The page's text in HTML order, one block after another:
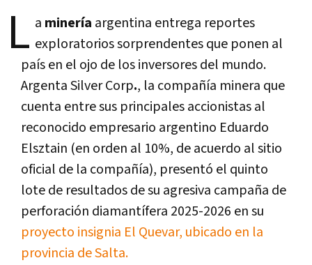
L a minería argentina entrega reportes
exploratorios sorprendentes que ponen al
país en el ojo de los inversores del mundo.
Argenta Silver Corp., la compañía minera que
cuenta entre sus principales accionistas al
reconocido empresario argentino Eduardo
Elsztain (en orden al 10%, de acuerdo al sitio
oficial de la compañía), presentó el quinto
lote de resultados de su agresiva campaña de
perforación diamantífera 2025-2026 en su
proyecto insignia El Quevar, ubicado en la
provincia de Salta.